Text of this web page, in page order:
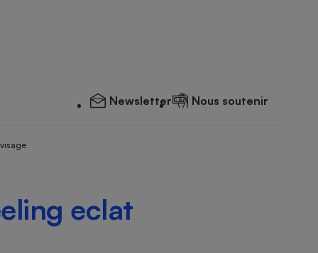
Newsletter Nous soutenir
eclat